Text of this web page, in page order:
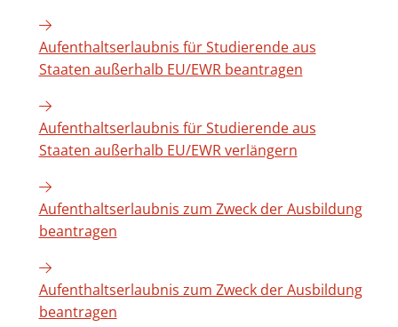
Aufenthaltserlaubnis für Studierende aus
Staaten außerhalb EU/EWR beantragen
Aufenthaltserlaubnis für Studierende aus
Staaten außerhalb EU/EWR verlängern
Aufenthaltserlaubnis zum Zweck der Ausbildung
beantragen
Aufenthaltserlaubnis zum Zweck der Ausbildung
beantragen